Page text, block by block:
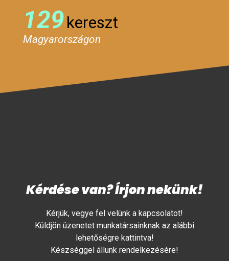
129kereszt
Magyarországon
Kérdése van? Írjon nekünk!
Kérjük, vegye fel velünk a kapcsolatot!
Küldjön üzenetet munkatársainknak az alábbi
lehetőségre kattintva!
Készséggel állunk rendelkezésére!